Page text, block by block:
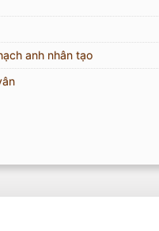
anh nhân tạo